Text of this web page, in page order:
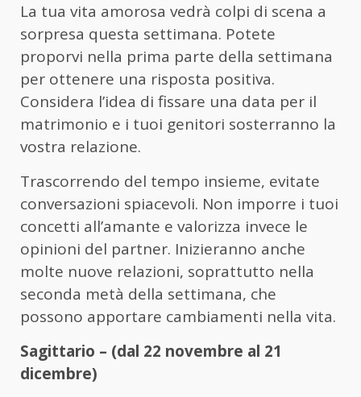
La tua vita amorosa vedrà colpi di scena a
sorpresa questa settimana. Potete
proporvi nella prima parte della settimana
per ottenere una risposta positiva.
Considera l’idea di fissare una data per il
matrimonio e i tuoi genitori sosterranno la
vostra relazione.
Trascorrendo del tempo insieme, evitate
conversazioni spiacevoli. Non imporre i tuoi
concetti all’amante e valorizza invece le
opinioni del partner. Inizieranno anche
molte nuove relazioni, soprattutto nella
seconda metà della settimana, che
possono apportare cambiamenti nella vita.
Sagittario – (dal 22 novembre al 21
dicembre)